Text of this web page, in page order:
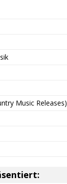
Music Releases)